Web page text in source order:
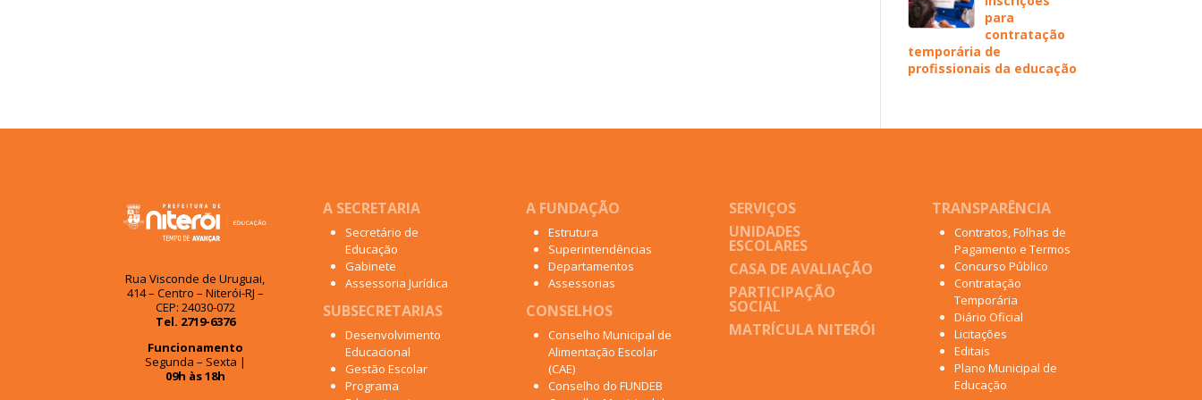
para
contratação
temporária de
profissionais da educação
Rua Visconde de Uruguai,
414 – Centro – Niterói-RJ –
CEP: 24030-072
Tel. 2719-6376
Funcionamento
Segunda – Sexta |
09h às 18h
A SECRETARIA
Secretário de
Educação
Gabinete
Assessoria Jurídica
SUBSECRETARIAS
Desenvolvimento
Educacional
Gestão Escolar
Programa
A FUNDAÇÃO
Estrutura
Superintendências
Departamentos
Assessorias
CONSELHOS
Conselho Municipal de
Alimentação Escolar
(CAE)
Conselho do FUNDEB
SERVIÇOS
UNIDADES
ESCOLARES
CASA DE AVALIAÇÃO
PARTICIPAÇÃO
SOCIAL
MATRÍCULA NITERÓI
TRANSPARÊNCIA
Contratos, Folhas de
Pagamento e Termos
Concurso Público
Contratação
Temporária
Diário Oficial
Licitações
Editais
Plano Municipal de
Educação